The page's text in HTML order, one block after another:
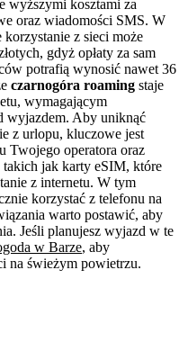
wyższymi kosztami za
oraz wiadomości SMS. W
z sieci może
gdyż opłaty za sam
potrafią wynosić nawet 36
czarnogóra roaming staje
wymagającym
wyjazdem. Aby uniknąć
z urlopu, kluczowe jest
Twojego operatora oraz
jak karty eSIM, które
z internetu. W tym
korzystać z telefonu na
warto postawić, aby
Jeśli planujesz wyjazd w te
w Barze, aby
na świeżym powietrzu.